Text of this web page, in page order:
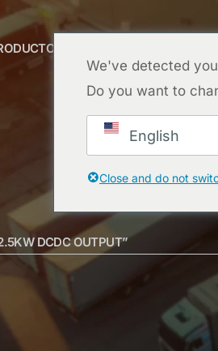
DCDC OUTPUT”
We've detected
Do you want to
English
Close and do not